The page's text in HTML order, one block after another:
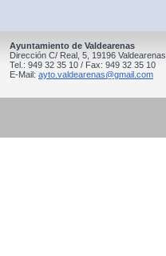
Ayuntamiento de Valdearenas
Dirección C/ Real, 5, 19196 Valdearenas
Tel.: 949 32 35 10 / Fax: 949 32 35 10
E-Mail: ayto.valdearenas@gmail.com